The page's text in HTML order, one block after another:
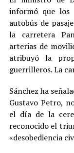
informó que los
autobús de
la carretera
arterias de
atribuyó la
guerrilleros. La
Sánchez ha
Gustavo Petro,
el día de la
reconocido el
«desobediencia